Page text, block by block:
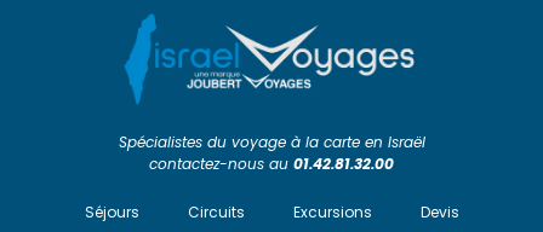
Spécialistes du voyage à la carte en Israël
contactez-nous au 01.42.81.32.00
Séjours Circuits Excursions
Devis